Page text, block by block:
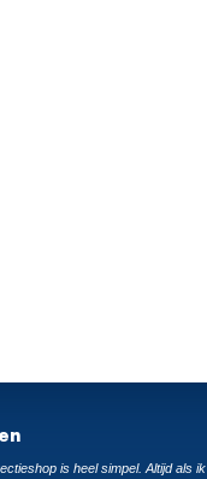
is heel simpel. Altijd als ik